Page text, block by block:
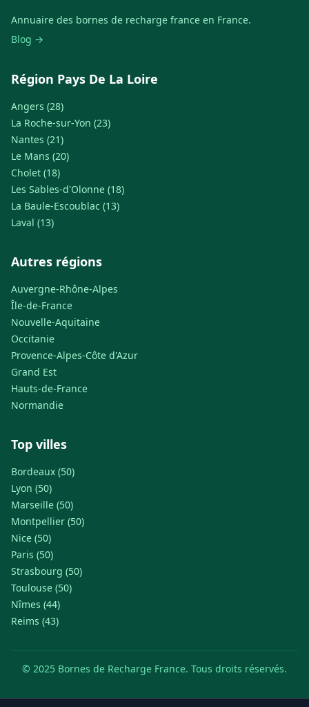
Annuaire des bornes de recharge france en France.
Blog →
Région Pays De La Loire
Angers (28)
La Roche-sur-Yon (23)
Nantes (21)
Le Mans (20)
Cholet (18)
Les Sables-d'Olonne (18)
La Baule-Escoublac (13)
Laval (13)
Autres régions
Auvergne-Rhône-Alpes
Île-de-France
Nouvelle-Aquitaine
Occitanie
Provence-Alpes-Côte d'Azur
Grand Est
Hauts-de-France
Normandie
Top villes
Bordeaux (50)
Lyon (50)
Marseille (50)
Montpellier (50)
Nice (50)
Paris (50)
Strasbourg (50)
Toulouse (50)
Nîmes (44)
Reims (43)
© 2025 Bornes de Recharge France. Tous droits réservés.